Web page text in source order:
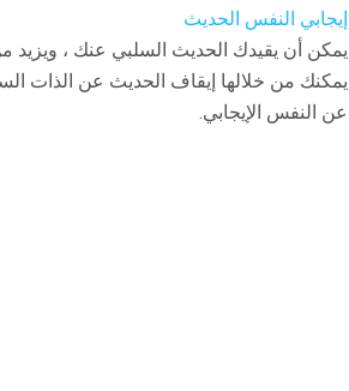
إيجابي النفس الحديث
يمكن أن يقيدك الحديث السلبي عنك ، ويزيد
يمكنك من خلالها إيقاف الحديث عن الذات
عن النفس الإيجابي.